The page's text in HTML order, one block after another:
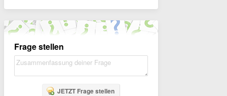
Frage stellen
JETZT Frage stellen